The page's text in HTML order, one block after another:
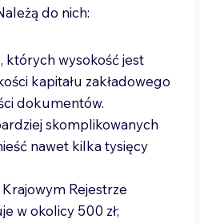
do nich:
których wysokość jest
kapitału zakładowego
dokumentów.
skomplikowanych
nawet kilka tysięcy
Rejestrze
w okolicy 500 zł;